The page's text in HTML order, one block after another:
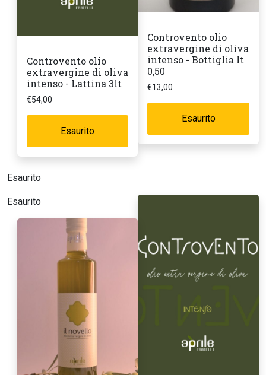
Controvento olio
extravergine di oliva
intenso - Bottiglia lt
0,50
€13,00
Esaurito
Controvento olio
extravergine di oliva
intenso - Lattina 3lt
€54,00
Esaurito
Esaurito
Esaurito